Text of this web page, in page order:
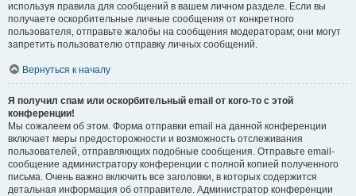
используя правила для сообщений в вашем личном разделе. Если вы
получаете оскорбительные личные сообщения от конкретного
пользователя, отправьте жалобы на сообщения модераторам; они могут
запретить пользователю отправку личных сообщений.
Вернуться к началу
Я получил спам или оскорбительный email от кого-то с этой
конференции!
Мы сожалеем об этом. Форма отправки email на данной конференции
включает меры предосторожности и возможность отслеживания
пользователей, отправляющих подобные сообщения. Отправьте email-
сообщение администратору конференции с полной копией полученного
письма. Очень важно включить все заголовки, в которых содержится
детальная информация об отправителе. Администратор конференции